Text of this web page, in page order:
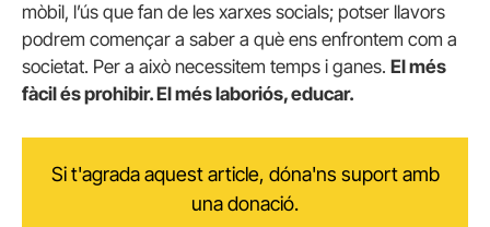
mòbil, l’ús que fan de les xarxes socials; potser llavors
podrem començar a saber a què ens enfrontem com a
societat. Per a això necessitem temps i ganes. El més
fàcil és prohibir. El més laboriós, educar.
Si t'agrada aquest article, dóna'ns suport amb
una donació.